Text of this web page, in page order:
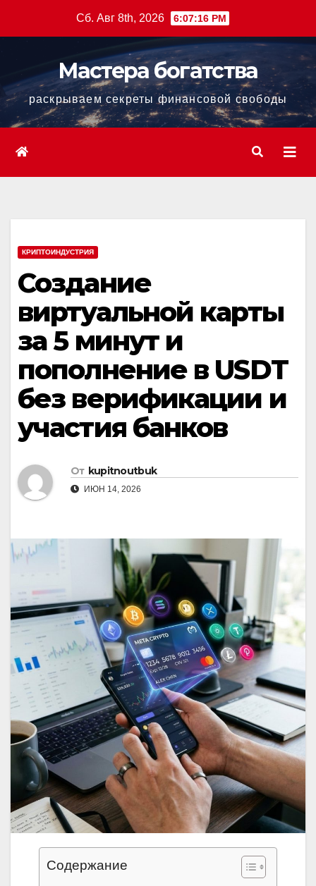
Сб. Авг 8th, 2026 6:07:17 PM
Мастера богатства
раскрываем секреты финансовой свободы
КРИПТОИНДУСТРИЯ
Создание
виртуальной карты
за 5 минут и
пополнение в USDT
без верификации и
участия банков
От kupitnoutbuk
ИЮН 14, 2026
Содержание